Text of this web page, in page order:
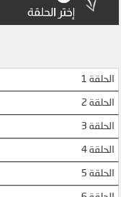
الحلقة 1
الحلقة 2
الحلقة 3
الحلقة 4
الحلقة 5